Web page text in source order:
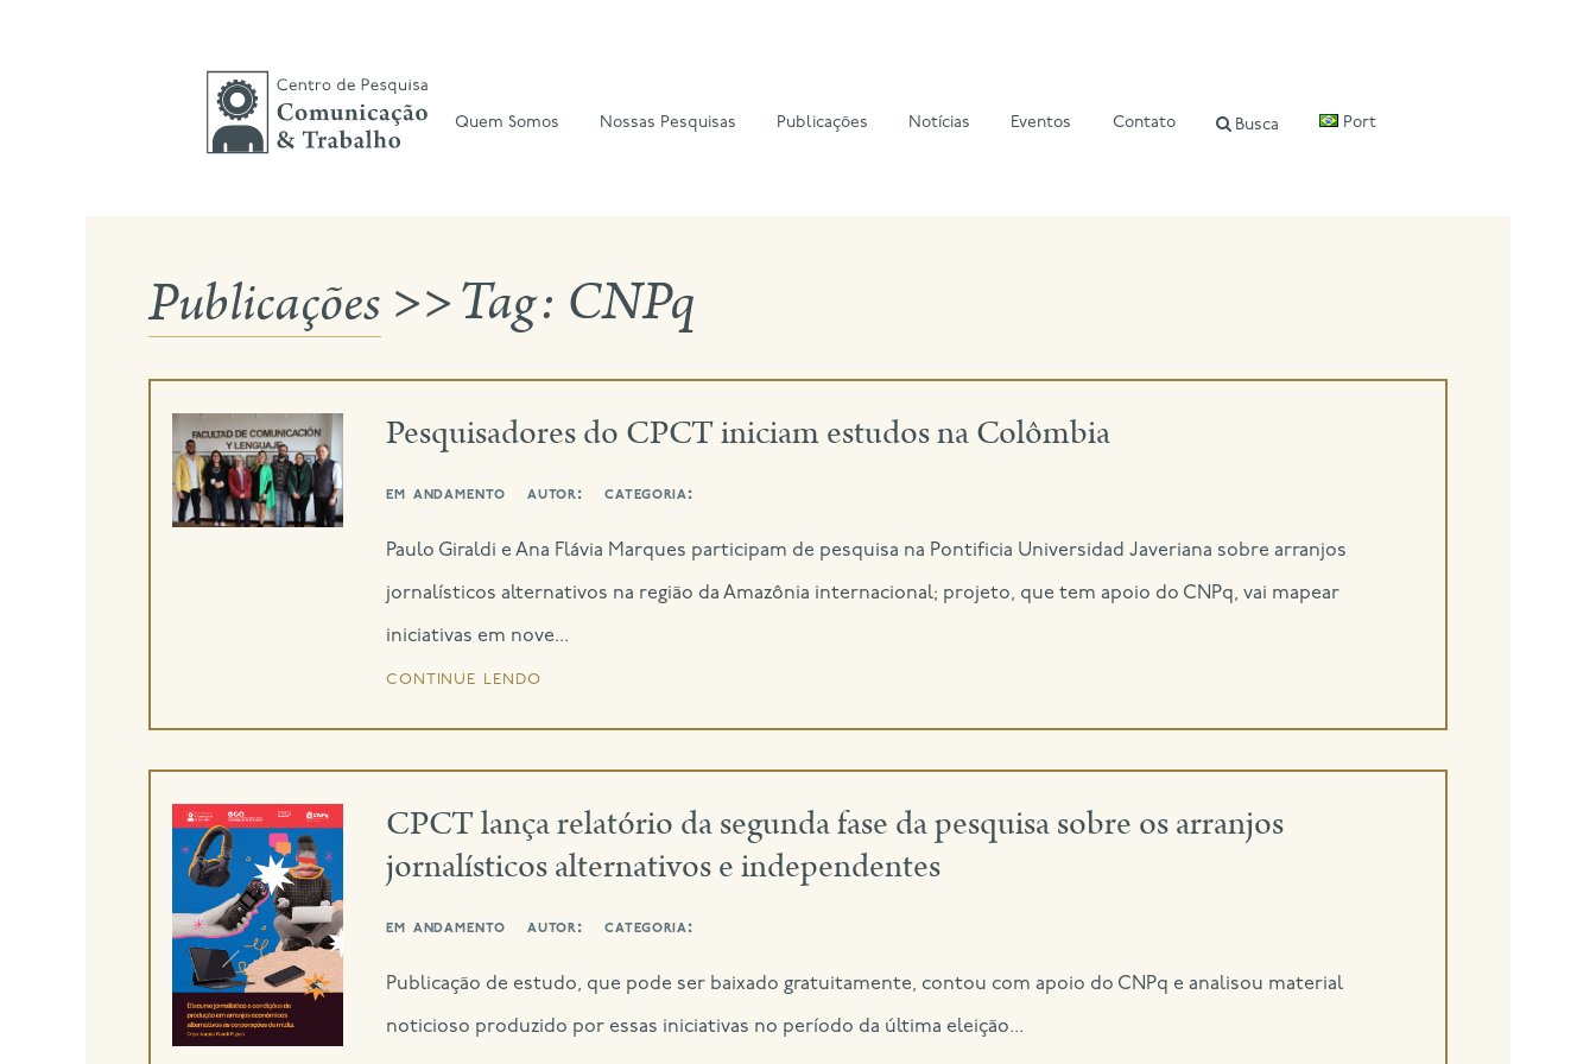
Quem Somos Nossas Pesquisas Publicações Notícias Eventos Contato Busca Port
Publicações >>Tag: CNPq
Pesquisadores do CPCT iniciam estudos na Colômbia
em andamento autor: categoria:
Paulo Giraldi e Ana Flávia Marques participam de pesquisa na Pontificia Universidad Javeriana sobre arranjos
jornalísticos alternativos na região da Amazônia internacional; projeto, que tem apoio do CNPq, vai mapear
iniciativas em nove...
continue lendo
CPCT lança relatório da segunda fase da pesquisa sobre os arranjos
jornalísticos alternativos e independentes
em andamento autor: categoria:
Publicação de estudo, que pode ser baixado gratuitamente, contou com apoio do CNPq e analisou material
noticioso produzido por essas iniciativas no período da última eleição...